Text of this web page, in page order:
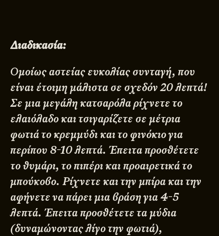
Διαδικασία:
Ομοίως αστείας ευκολίας συνταγή, που
είναι έτοιμη μάλιστα σε σχεδόν 20 λεπτά!
Σε μια μεγάλη κατσαρόλα ρίχνετε το
ελαιόλαδο και τσιγαρίζετε σε μέτρια
φωτιά το κρεμμύδι και το φινόκιο για
περίπου 8-10 λεπτά. Έπειτα προσθέτετε
το θυμάρι, το πιπέρι και προαιρετικά το
μπούκοβο. Ρίχνετε και την μπίρα και την
αφήνετε να πάρει μια βράση για 4-5
λεπτά. Έπειτα προσθέτετε τα μύδια
(δυναμώνοντας λίγο την φωτιά),